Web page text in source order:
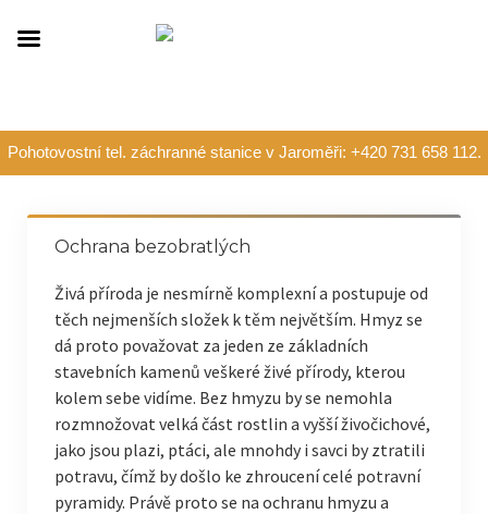
Pohotovostní tel. záchranné stanice v Jaroměři: +420 731 658 112.
Ochrana bezobratlých
Živá příroda je nesmírně komplexní a postupuje od
těch nejmenších složek k těm největším. Hmyz se
dá proto považovat za jeden ze základních
stavebních kamenů veškeré živé přírody, kterou
kolem sebe vidíme. Bez hmyzu by se nemohla
rozmnožovat velká část rostlin a vyšší živočichové,
jako jsou plazi, ptáci, ale mnohdy i savci by ztratili
potravu, čímž by došlo ke zhroucení celé potravní
pyramidy. Právě proto se na ochranu hmyzu a